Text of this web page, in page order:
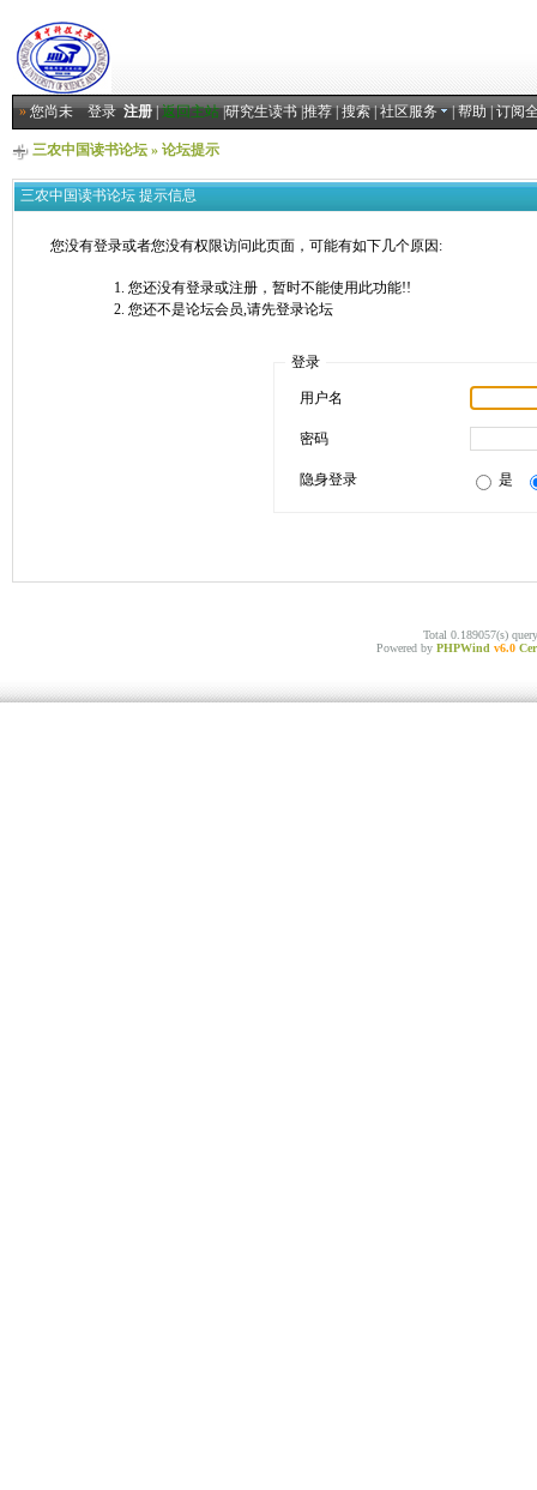
»您尚未登录 注册|返回主站|研究生读书|推荐|搜索|社区服务 |帮助|订阅
三农中国读书论坛» 论坛提示
三农中国读书论坛 提示信息
您没有登录或者您没有权限访问此页面，可能有如下几个原因:
您还没有登录或注册，暂时不能使用此功能!!
您还不是论坛会员,请先登录论坛
登录
用户名
密码
隐身登录 是
Total 0.189057(s)
Powered by PHPWind v6.0